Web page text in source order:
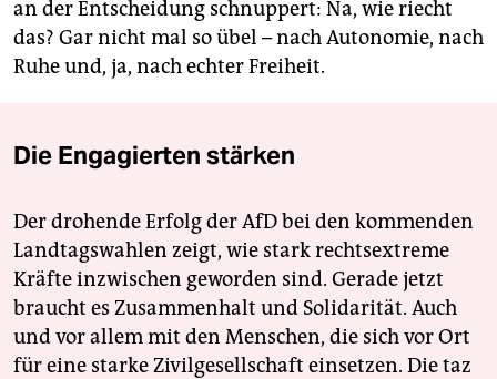
an der Entscheidung schnuppert: Na, wie riecht
das? Gar nicht mal so übel – nach Autonomie, nach
Ruhe und, ja, nach echter Freiheit.
Die Engagierten stärken
Der drohende Erfolg der AfD bei den kommenden
Landtagswahlen zeigt, wie stark rechtsextreme
Kräfte inzwischen geworden sind. Gerade jetzt
braucht es Zusammenhalt und Solidarität. Auch
und vor allem mit den Menschen, die sich vor Ort
für eine starke Zivilgesellschaft einsetzen. Die taz